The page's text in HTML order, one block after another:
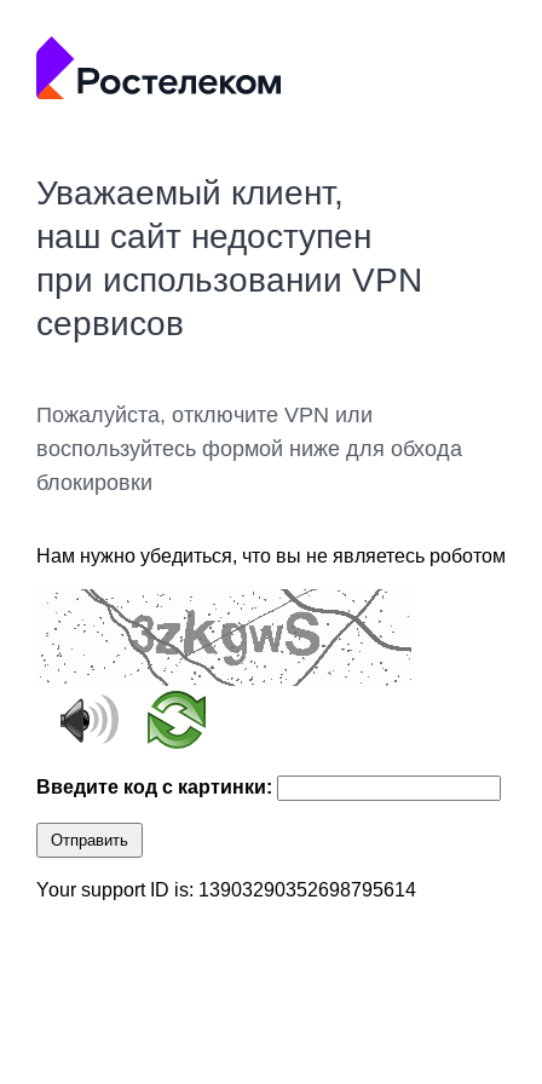
Уважаемый клиент,
наш сайт недоступен
при использовании VPN
сервисов
Пожалуйста, отключите VPN или
воспользуйтесь формой ниже для обхода
блокировки
Нам нужно убедиться, что вы не являетесь роботом
Введите код с картинки:
Отправить
Your support ID is: 13903290352698795614